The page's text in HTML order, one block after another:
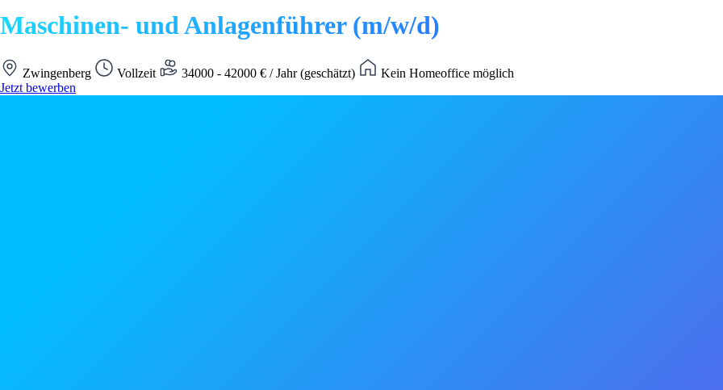
Maschinen- und Anlagenführer (m/w/d)
Zwingenberg Vollzeit 34000 - 42000 € / Jahr (geschätzt)
Kein Homeoffice möglich
Jetzt bewerben